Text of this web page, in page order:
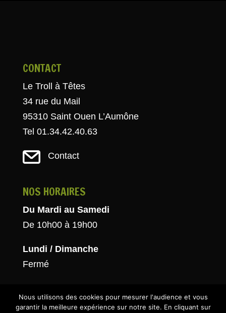
CONTACT
Le Troll à Têtes
34 rue du Mail
95310 Saint Ouen L’Aumône
Tel 01.34.42.40.63
Contact
NOS HORAIRES
Du Mardi au Samedi
De 10h00 à 19h00
Lundi / Dimanche
Fermé
Nous utilisons des cookies pour mesurer l'audience et vous
garantir la meilleure expérience sur notre site. En cliquant sur